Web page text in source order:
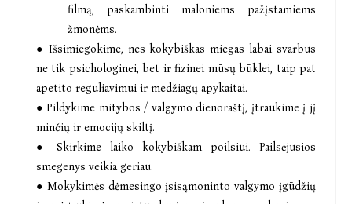
filmą, paskambinti maloniems pažįstamiems
žmonėms.
● Išsimiegokime, nes kokybiškas miegas labai svarbus
ne tik psichologinei, bet ir fizinei mūsų būklei, taip pat
apetito reguliavimui ir medžiagų apykaitai.
● Pildykime mitybos / valgymo dienoraštį, įtraukime į jį
minčių ir emocijų skiltį.
● Skirkime laiko kokybiškam poilsiui. Pailsėjusios
smegenys veikia geriau.
● Mokykimės dėmesingo įsisąmoninto valgymo įgūdžių